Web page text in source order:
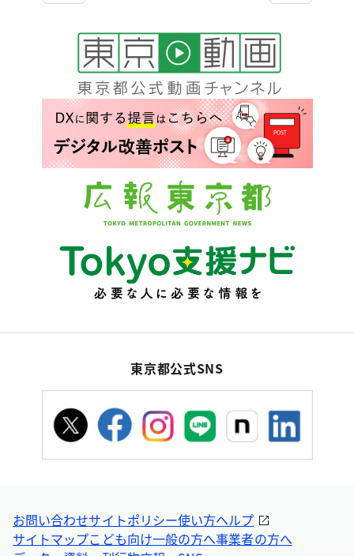
東京都公式SNS
お問い合わせサイトポリシー使い方ヘルプ
サイトマップこども向け一般の方へ事業者の方へ